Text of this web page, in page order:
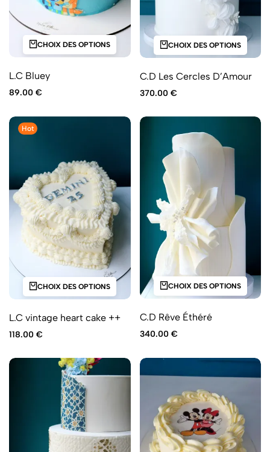
CHOIX DES OPTIONS
L.C Bluey
89.00 €
CHOIX DES OPTIONS
C.D Les Cercles D’Amour
370.00 €
Hot
CHOIX DES OPTIONS
L.C vintage heart cake ++
118.00 €
CHOIX DES OPTIONS
C.D Rêve Éthéré
340.00 €